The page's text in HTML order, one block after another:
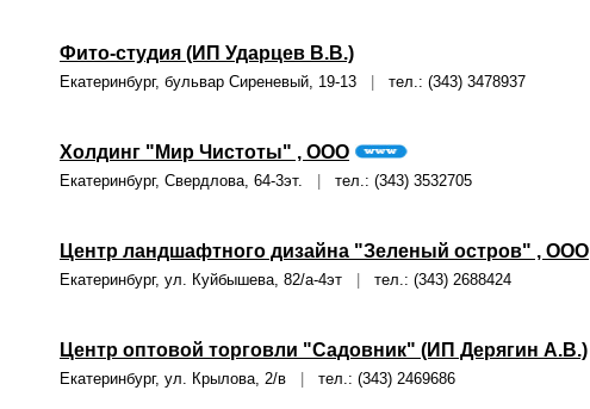
Фито-студия (ИП Ударцев В.В.)
Екатеринбург, бульвар Сиреневый, 19-13 тел.: (343) 3478937
Холдинг "Мир Чистоты" , ООО
Екатеринбург, Свердлова, 64-3эт. тел.: (343) 3532705
Центр ландшафтного дизайна "Зеленый остров" , ООО
Екатеринбург, ул. Куйбышева, 82/а-4эт тел.: (343) 2688424
Центр оптовой торговли "Садовник" (ИП Дерягин А.В.)
Екатеринбург, ул. Крылова, 2/в тел.: (343) 2469686